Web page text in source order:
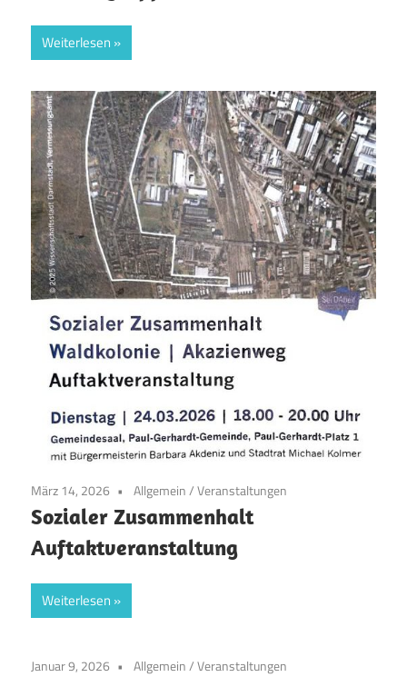
Weiterlesen
März 14, 2026 Allgemein/Veranstaltungen
Sozialer Zusammenhalt
Auftaktveranstaltung
Weiterlesen
Januar 9, 2026 Allgemein/Veranstaltungen